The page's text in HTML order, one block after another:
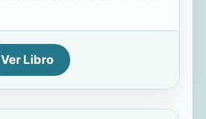
Ver Libro